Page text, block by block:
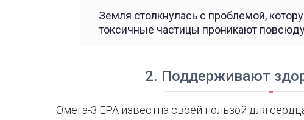
Земля столкнулась с проблемой,
токсичные частицы проникают
2. Поддерживают
Омега-3 EPA известна своей пользой для